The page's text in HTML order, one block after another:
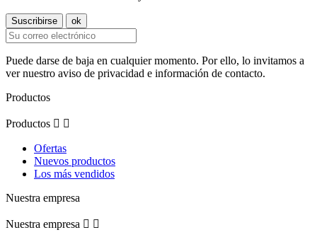
Puede darse de baja en cualquier momento. Por ello, lo invitamos a
ver nuestro aviso de privacidad e información de contacto.
Productos
Productos  
Ofertas
Nuevos productos
Los más vendidos
Nuestra empresa
Nuestra empresa  